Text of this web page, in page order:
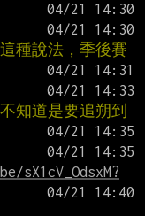
種說法，季後賽
知道是要追朔到